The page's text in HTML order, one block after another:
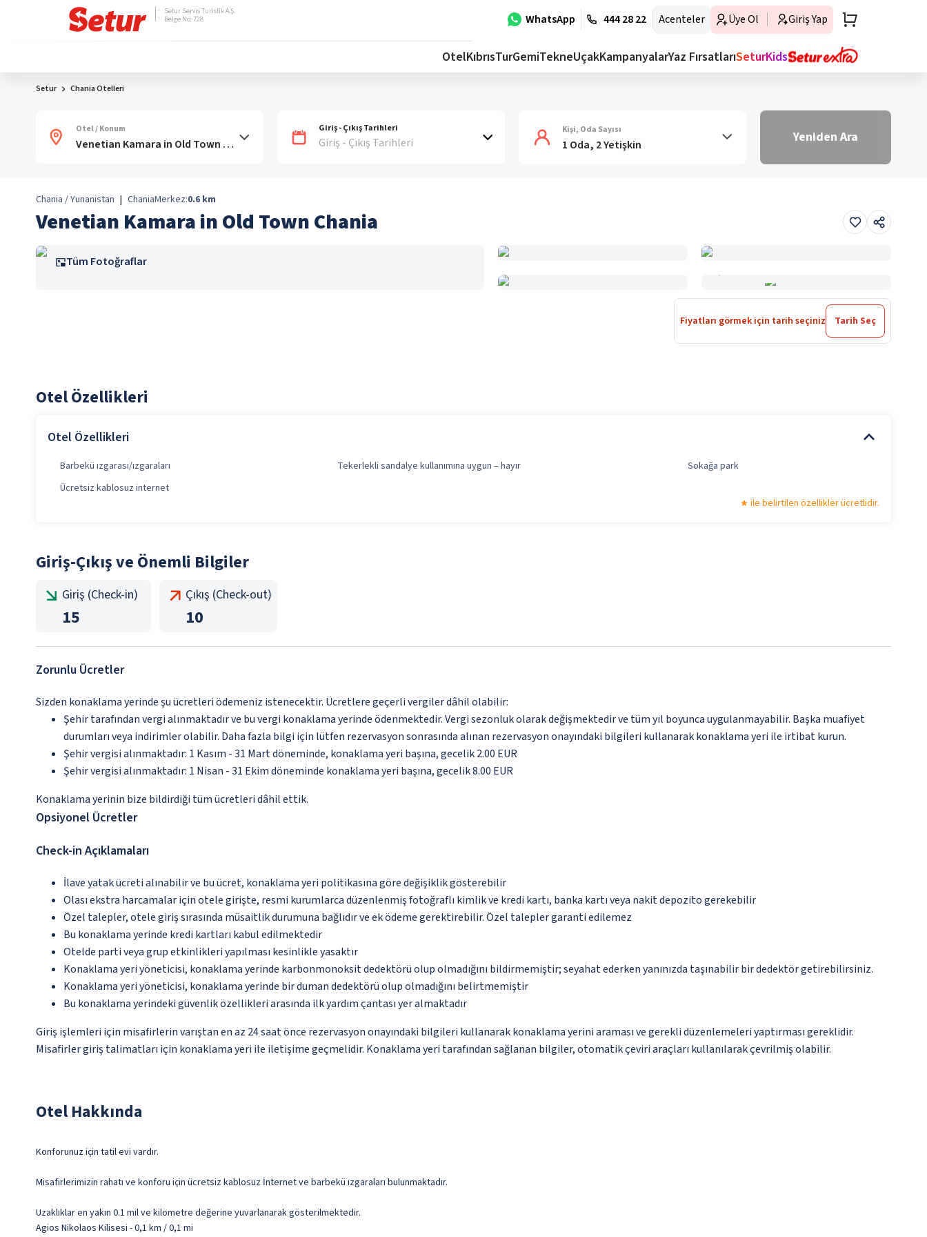
WhatsApp 444 28 22 Acenteler Üye Ol Giriş Yap
Setur Servis Turistik A.Ş.
Belge No: 728
OtelKıbrısTurGemiTekneUçakKampanyalarYaz FırsatlarıSeturKids
Setur Chania Otelleri
Otel / Konum Giriş - Çıkış Tarihleri
Giriş - Çıkış Tarihleri
Kişi, Oda Sayısı
1 Oda, 2 Yetişkin Yeniden Ara
Chania / Yunanistan | ChaniaMerkez:0.6 km
Venetian Kamara in Old Town Chania
Tüm Fotoğraflar
Fiyatları görmek için tarih seçiniz Tarih Seç
Otel Özellikleri
Otel Özellikleri
Barbekü ızgarası/ızgaraları Tekerlekli sandalye kullanımına uygun – hayır
Sokağa park
Ücretsiz kablosuz internet
ile belirtilen özellikler ücretlidir.
Giriş-Çıkış ve Önemli Bilgiler
Giriş (Check-in)
15
Çıkış (Check-out)
10
Zorunlu Ücretler
Sizden konaklama yerinde şu ücretleri ödemeniz istenecektir. Ücretlere geçerli vergiler dâhil olabilir:
Şehir tarafından vergi alınmaktadır ve bu vergi konaklama yerinde ödenmektedir. Vergi sezonluk olarak değişmektedir ve tüm yıl boyunca uygulanmayabilir. Başka muafiyet
durumları veya indirimler olabilir. Daha fazla bilgi için lütfen rezervasyon sonrasında alınan rezervasyon onayındaki bilgileri kullanarak konaklama yeri ile irtibat kurun.
Şehir vergisi alınmaktadır: 1 Kasım - 31 Mart döneminde, konaklama yeri başına, gecelik 2.00 EUR
Şehir vergisi alınmaktadır: 1 Nisan - 31 Ekim döneminde konaklama yeri başına, gecelik 8.00 EUR
Konaklama yerinin bize bildirdiği tüm ücretleri dâhil ettik.
Opsiyonel Ücretler
Check-in Açıklamaları
İlave yatak ücreti alınabilir ve bu ücret, konaklama yeri politikasına göre değişiklik gösterebilir
Olası ekstra harcamalar için otele girişte, resmi kurumlarca düzenlenmiş fotoğraflı kimlik ve kredi kartı, banka kartı veya nakit depozito gerekebilir
Özel talepler, otele giriş sırasında müsaitlik durumuna bağlıdır ve ek ödeme gerektirebilir. Özel talepler garanti edilemez
Bu konaklama yerinde kredi kartları kabul edilmektedir
Otelde parti veya grup etkinlikleri yapılması kesinlikle yasaktır
Konaklama yeri yöneticisi, konaklama yerinde karbonmonoksit dedektörü olup olmadığını bildirmemiştir; seyahat ederken yanınızda taşınabilir bir dedektör getirebilirsiniz.
Konaklama yeri yöneticisi, konaklama yerinde bir duman dedektörü olup olmadığını belirtmemiştir
Bu konaklama yerindeki güvenlik özellikleri arasında ilk yardım çantası yer almaktadır
Giriş işlemleri için misafirlerin varıştan en az 24 saat önce rezervasyon onayındaki bilgileri kullanarak konaklama yerini araması ve gerekli düzenlemeleri yaptırması gereklidir.
Misafirler giriş talimatları için konaklama yeri ile iletişime geçmelidir. Konaklama yeri tarafından sağlanan bilgiler, otomatik çeviri araçları kullanılarak çevrilmiş olabilir.
Otel Hakkında
Konforunuz için tatil evi vardır.
Misafirlerimizin rahatı ve konforu için ücretsiz kablosuz İnternet ve barbekü ızgaraları bulunmaktadır.
Uzaklıklar en yakın 0.1 mil ve kilometre değerine yuvarlanarak gösterilmektedir.
Agios Nikolaos Kilisesi - 0,1 km / 0,1 mi